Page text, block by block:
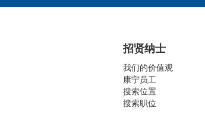
招贤纳士
我们的价值观
康宁员工
搜索位置
搜索职位